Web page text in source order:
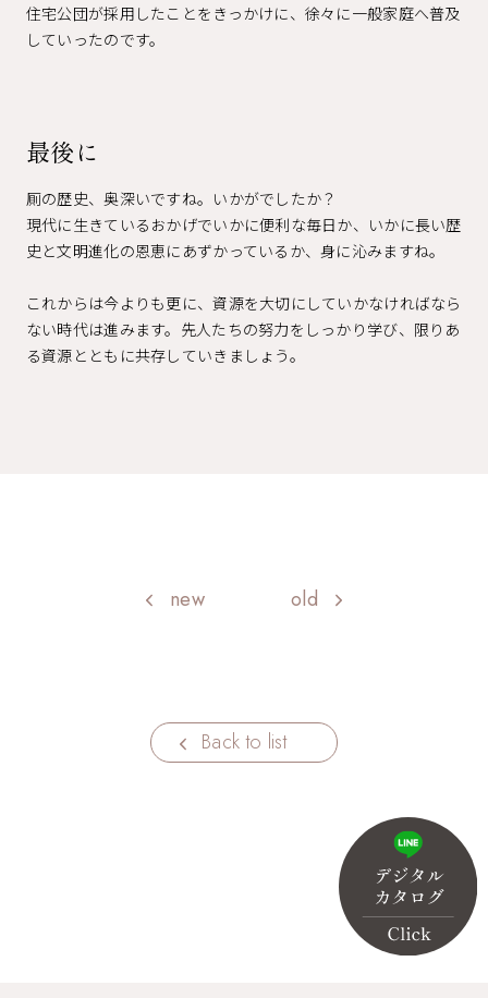
住宅公団が採用したことをきっかけに、徐々に一般家庭へ普及
していったのです。
最後に
厠の歴史、奥深いですね。いかがでしたか？
現代に生きているおかげでいかに便利な毎日か、いかに長い歴
史と文明進化の恩恵にあずかっているか、身に沁みますね。
これからは今よりも更に、資源を大切にしていかなければなら
ない時代は進みます。先人たちの努力をしっかり学び、限りあ
る資源とともに共存していきましょう。
new old
Back to list